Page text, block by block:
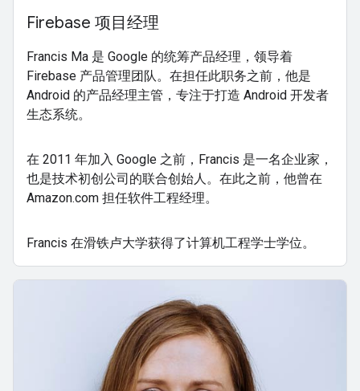
Firebase 项目经理
Francis Ma 是 Google 的统筹产品经理，领导着
Firebase 产品管理团队。在担任此职务之前，他是
Android 的产品经理主管，专注于打造 Android 开发者
生态系统。
在 2011 年加入 Google 之前，Francis 是一名企业家，
也是技术初创公司的联合创始人。在此之前，他曾在
Amazon.com 担任软件工程经理。
Francis 在滑铁卢大学获得了计算机工程学士学位。